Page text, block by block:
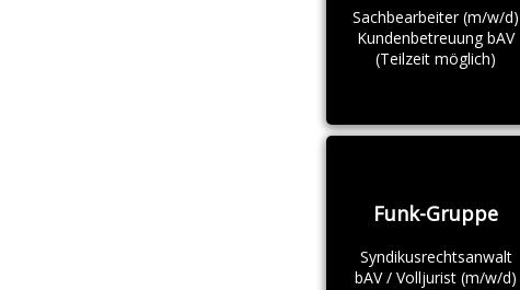
Sachbearbeiter (m/w/d)
Kundenbetreuung bAV
(Teilzeit möglich)
Funk-Gruppe
Syndikusrechtsanwalt
bAV / Volljurist (m/w/d)